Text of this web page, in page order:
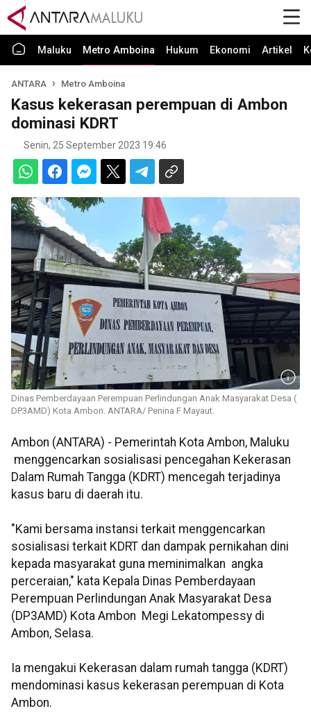
Maluku Metro Amboina Hukum Ekonomi Artikel
ANTARA Metro Amboina
Kasus kekerasan perempuan di Ambon
dominasi KDRT
Senin, 25 September 2023 19:46
Dinas Pemberdayaan Perempuan Perlindungan Anak Masyarakat Desa (
DP3AMD) Kota Ambon. ANTARA/ Penina F Mayaut.
Ambon (ANTARA) - Pemerintah Kota Ambon, Maluku
menggencarkan sosialisasi pencegahan Kekerasan
Dalam Rumah Tangga (KDRT) mencegah terjadinya
kasus baru di daerah itu.
"Kami bersama instansi terkait menggencarkan
sosialisasi terkait KDRT dan dampak pernikahan dini
kepada masyarakat guna meminimalkan angka
perceraian," kata Kepala Dinas Pemberdayaan
Perempuan Perlindungan Anak Masyarakat Desa
(DP3AMD) Kota Ambon Megi Lekatompessy di
Ambon, Selasa.
Ia mengakui Kekerasan dalam rumah tangga (KDRT)
mendominasi kasus kekerasan perempuan di Kota
Ambon.